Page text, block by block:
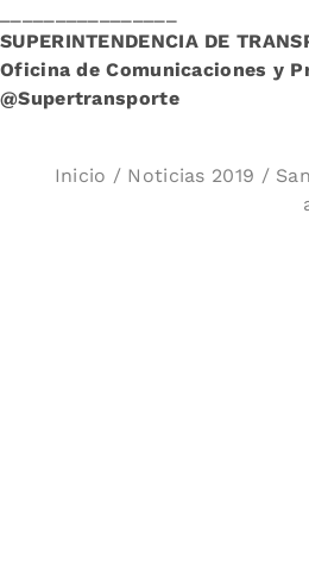
SUPERINTENDENCIA DE
Oficina de Comunicaciones y
@Supertransporte
Inicio / Noticias 2019 /